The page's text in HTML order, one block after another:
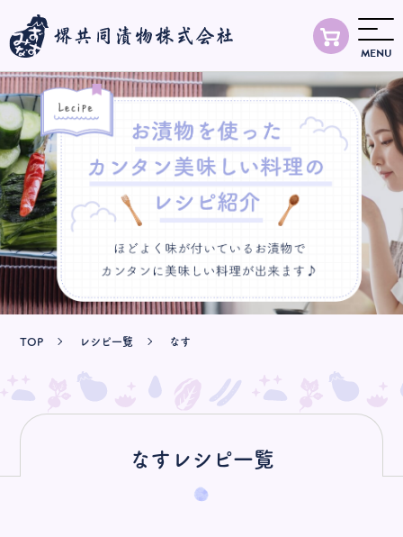
MENU
TOP
商品情報
レシピ
知る・楽しむ
お知らせ
会社案内
TOP レシピ一覧 なす
なすレシピ一覧